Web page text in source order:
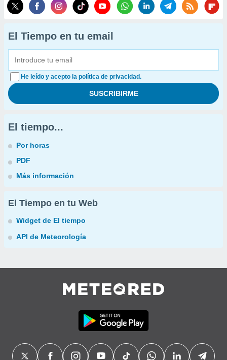
El Tiempo en tu email
He leído y acepto la política de privacidad.
El tiempo...
Por horas
PDF
Más información
El Tiempo en tu Web
Widget de El tiempo
API de Meteorología